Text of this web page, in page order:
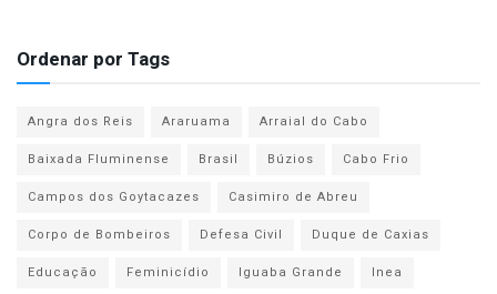
Ordenar por Tags
Angra dos Reis Araruama
Arraial do Cabo
Baixada Fluminense
Brasil Búzios
Cabo Frio
Campos dos Goytacazes
Casimiro de Abreu
Corpo de Bombeiros
Defesa Civil
Duque de Caxias
Educação
Feminicídio Iguaba Grande
Inea